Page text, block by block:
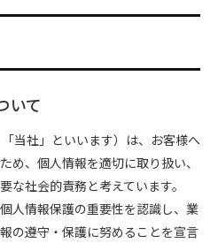
いて
当社」といいます）は、お客様へ
め、個人情報を適切に取り扱い、
な社会的責務と考えています。
人情報保護の重要性を認識し、業
の遵守・保護に努めることを宣言